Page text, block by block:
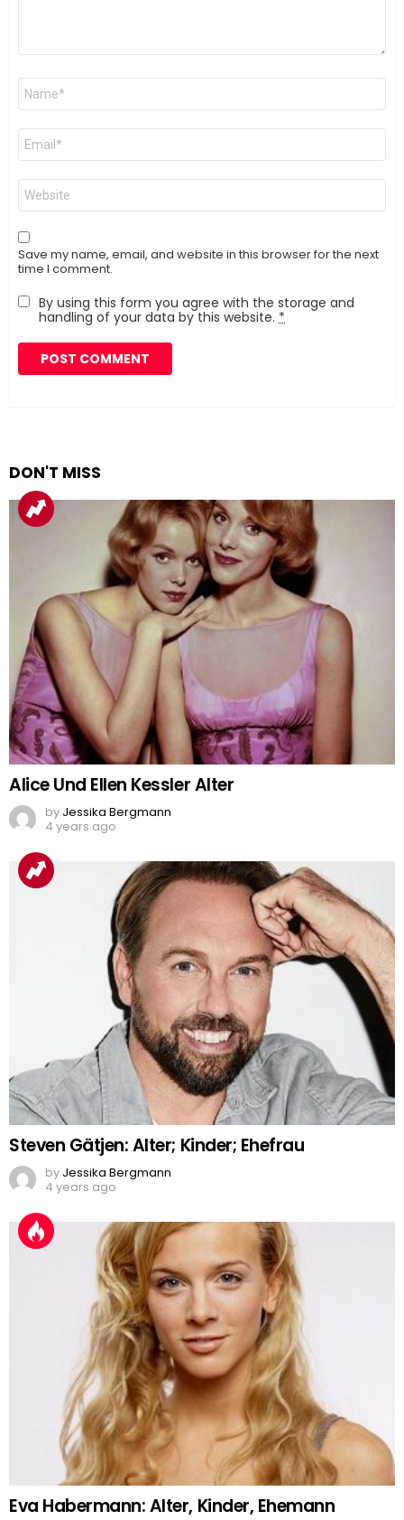
Name
Email
Website
Save my name, email, and website in this browser for the next
time I comment.
By using this form you agree with the storage and
handling of your data by this website. *
DON'T MISS
Alice Und Ellen Kessler Alter
by Jessika Bergmann
4 years ago
Steven Gätjen: Alter; Kinder; Ehefrau
by Jessika Bergmann
4 years ago
Eva Habermann: Alter, Kinder, Ehemann